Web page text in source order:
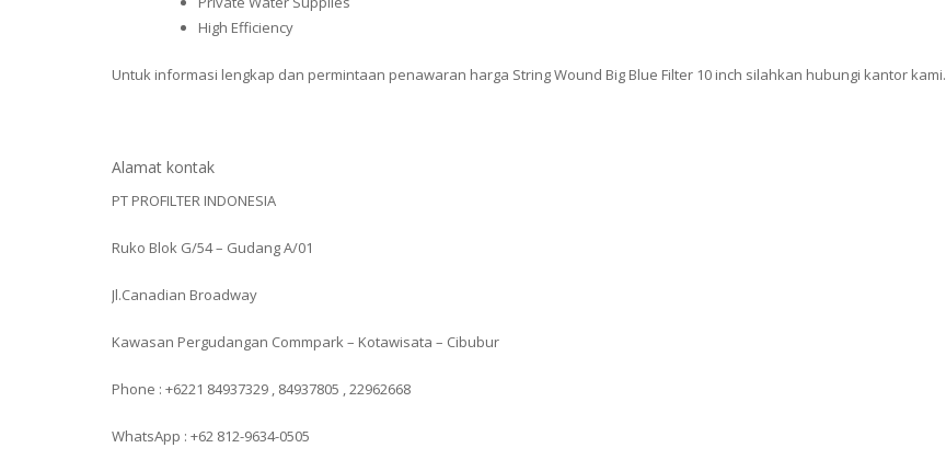
High Efficiency
Untuk informasi lengkap dan permintaan penawaran harga String Wound Big Blue Filter 10 inch silahkan hubungi kantor kami.
Alamat kontak
PT PROFILTER INDONESIA
Ruko Blok G/54 – Gudang A/01
Jl.Canadian Broadway
Kawasan Pergudangan Commpark – Kotawisata – Cibubur
Phone : +6221 84937329 , 84937805 , 22962668
WhatsApp : +62 812-9634-0505